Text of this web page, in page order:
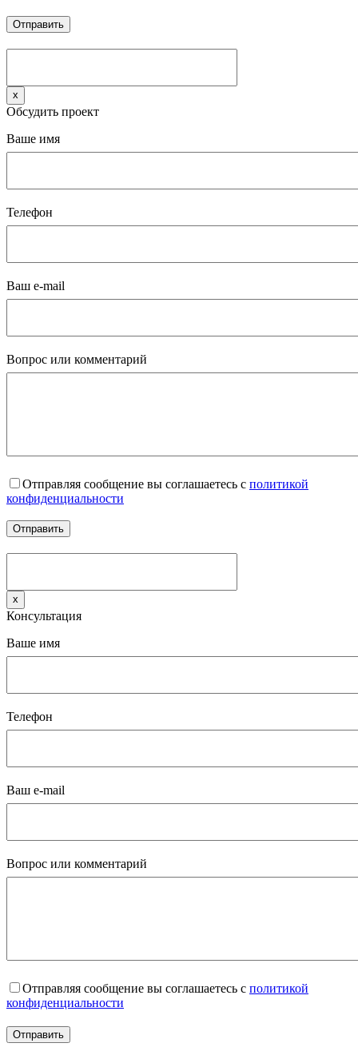
x
Обсудить проект
Ваше имя
Телефон
Ваш e-mail
Вопрос или комментарий
Отправляя сообщение вы соглашаетесь с политикой
конфиденциальности
x
Консультация
Ваше имя
Телефон
Ваш e-mail
Вопрос или комментарий
Отправляя сообщение вы соглашаетесь с политикой
конфиденциальности